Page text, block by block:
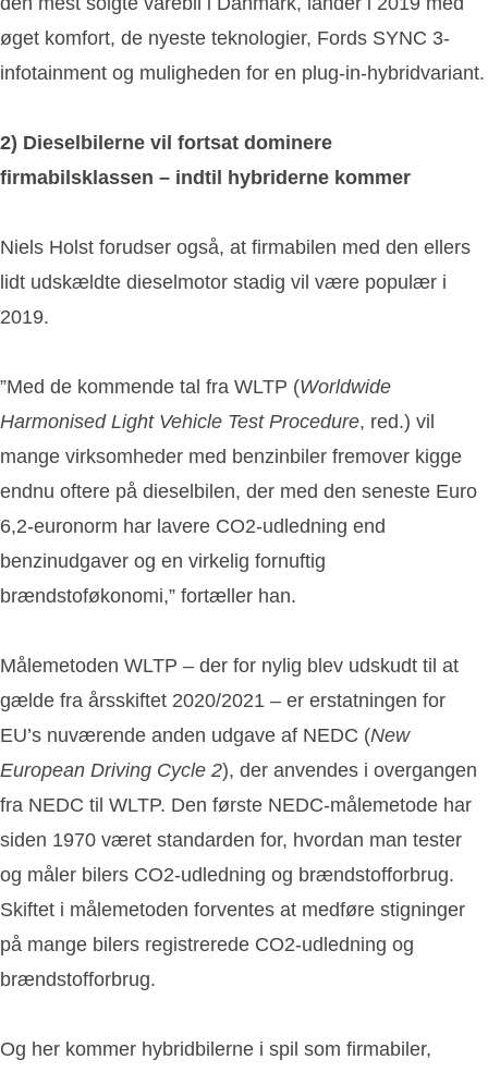
øget komfort, de nyeste teknologier, Fords SYNC 3-
infotainment og muligheden for en plug-in-hybridvariant.
2) Dieselbilerne vil fortsat dominere
firmabilsklassen – indtil hybriderne kommer
Niels Holst forudser også, at firmabilen med den ellers
lidt udskældte dieselmotor stadig vil være populær i
2019.
”Med de kommende tal fra WLTP (Worldwide
Harmonised Light Vehicle Test Procedure, red.) vil
mange virksomheder med benzinbiler fremover kigge
endnu oftere på dieselbilen, der med den seneste Euro
6,2-euronorm har lavere CO2-udledning end
benzinudgaver og en virkelig fornuftig
brændstoføkonomi,” fortæller han.
Målemetoden WLTP – der for nylig blev udskudt til at
gælde fra årsskiftet 2020/2021 – er erstatningen for
EU’s nuværende anden udgave af NEDC (New
European Driving Cycle 2), der anvendes i overgangen
fra NEDC til WLTP. Den første NEDC-målemetode har
siden 1970 været standarden for, hvordan man tester
og måler bilers CO2-udledning og brændstofforbrug.
Skiftet i målemetoden forventes at medføre stigninger
på mange bilers registrerede CO2-udledning og
brændstofforbrug.
Og her kommer hybridbilerne i spil som firmabiler,